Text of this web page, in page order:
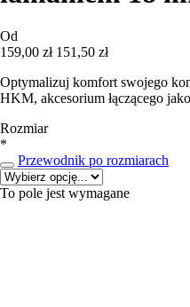
Od
159,00 zł 151,50 zł
Optymalizuj komfort swojego
HKM, akcesorium łączącego
Rozmiar
*
Przewodnik po rozmiarach
To pole jest wymagane